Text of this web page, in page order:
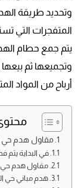
وتحديد طريقة
المتفجرات التي
يتم جمع حطام
وتجميعها ثم
أرباح من المواد
مقاول هدم حي
في البداية
مقاول هدم حي
هدم مباني حي